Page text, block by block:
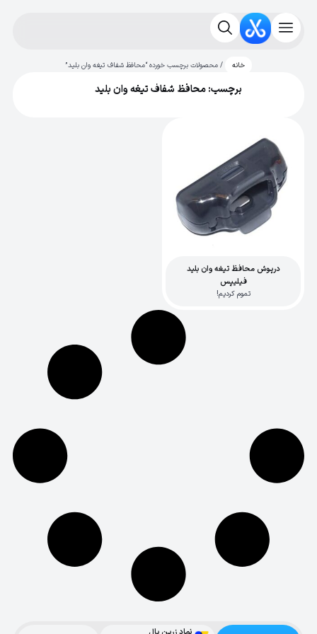
خانه / محصولات برچسب خورده “محافظ شفاف تیغه وان بلید”
برچسب: محافظ شفاف تیغه وان بلید
درپوش محافظ تیغه وان بلید
فیلیپس
تموم کردیم!